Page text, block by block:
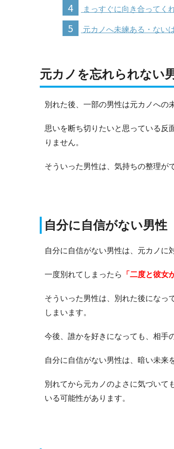
4 まっすぐに向き合ってく
5 元カノへ未練ある・ない
元カノを忘れられない
別れた後、一部の男性は元カノへの
思いを断ち切りたいと思っている反
りません。
そういった男性は、気持ちの整理が
自分に自信がない男性
自分に自信がない男性は、元カノに
一度別れてしまったら 「二度と彼女
そういった男性は、別れた後になっ
しまいます。
今後、誰かを好きになっても、相手
自分に自信がない男性は、暗い未来
別れてから元カノのよさに気づいて
いる可能性があります。